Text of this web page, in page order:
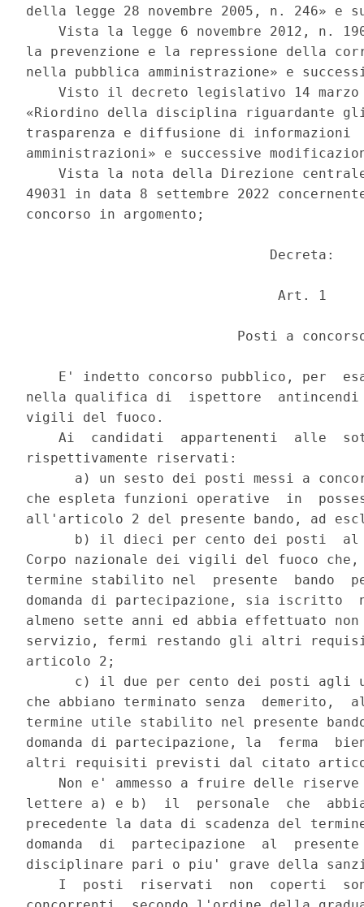
della legge 28 novembre 2005, n. 246» e
Vista la legge 6 novembre 2012, n.
la prevenzione e la repressione della
nella pubblica amministrazione» e
Visto il decreto legislativo 14
«Riordino della disciplina riguardante
trasparenza e diffusione di
amministrazioni» e successive
Vista la nota della Direzione
49031 in data 8 settembre 2022
concorso in argomento;
                              Decreta:
                               Art. 1
Posti a
E' indetto concorso pubblico, per
nella qualifica di  ispettore  antincendi
vigili del fuoco.
Ai  candidati  appartenenti  alle
rispettivamente riservati:
a) un sesto dei posti messi a
che espleta funzioni operative  in
all'articolo 2 del presente bando, ad
b) il dieci per cento dei posti
Corpo nazionale dei vigili del fuoco
termine stabilito nel  presente  bando
domanda di partecipazione, sia iscritto
almeno sette anni ed abbia effettuato
servizio, fermi restando gli altri
articolo 2;
c) il due per cento dei posti agli
che abbiano terminato senza  demerito,
termine utile stabilito nel presente
domanda di partecipazione, la  ferma
altri requisiti previsti dal citato
Non e' ammesso a fruire delle
lettere a) e b)  il  personale  che
precedente la data di scadenza del
domanda  di  partecipazione  al
disciplinare pari o piu' grave della
I  posti  riservati  non  coperti